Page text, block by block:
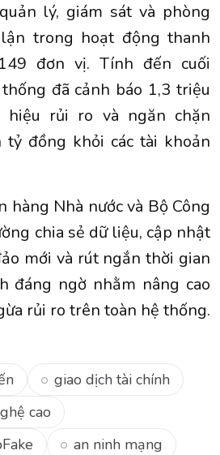
lý, giám sát và phòng
trong hoạt động thanh
đơn vị. Tính đến cuối
đã cảnh báo 1,3 triệu
hiệu rủi ro và ngăn chặn
tỷ đồng khỏi các tài khoản
hàng Nhà nước và Bộ Công
chia sẻ dữ liệu, cập nhật
mới và rút ngắn thời gian
đáng ngờ nhằm nâng cao
rủi ro trên toàn hệ thống.
giao dịch tài chính
cao
an ninh mạng